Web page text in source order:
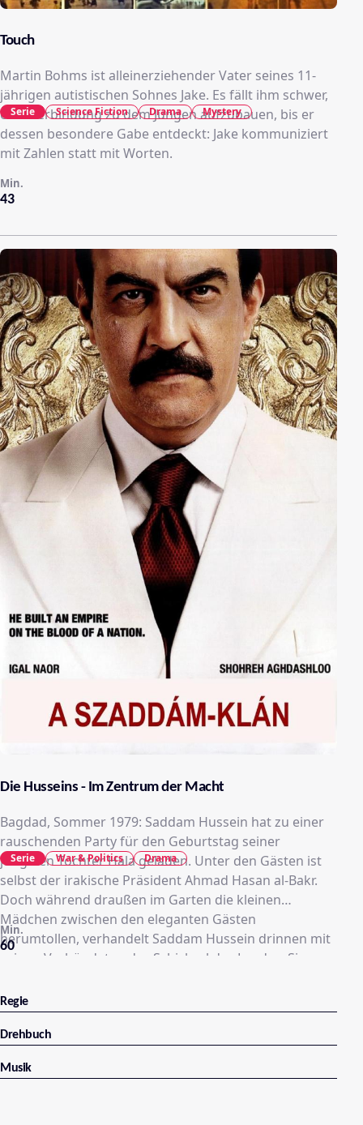
Touch
Martin Bohms ist alleinerziehender Vater seines 11-
jährigen autistischen Sohnes Jake. Es fällt ihm schwer,
eine Verbindung zu dem Jungen aufzubauen, bis er
dessen besondere Gabe entdeckt: Jake kommuniziert
mit Zahlen statt mit Worten.
43
Min.
Serie Science Fiction Drama Mystery
Die Husseins - Im Zentrum der Macht
Bagdad, Sommer 1979: Saddam Hussein hat zu einer
rauschenden Party für den Geburtstag seiner
jüngsten Tochter Hala geladen. Unter den Gästen ist
selbst der irakische Präsident Ahmad Hasan al-Bakr.
Doch während draußen im Garten die kleinen
Mädchen zwischen den eleganten Gästen
herumtollen, verhandelt Saddam Hussein drinnen mit
seinen Verbündeten das Schicksal des Landes. Sie
ablehnen kann: Er muss aus gesundheitlichen
Gründen zurückzutreten und Hussein zu seinem
Nachfolger ernennen. Saddam lässt seine
Familie in alle entscheidenden Positionen des Landes
60
Min.
Serie War & Politics Drama
Regie
Drehbuch
Musik